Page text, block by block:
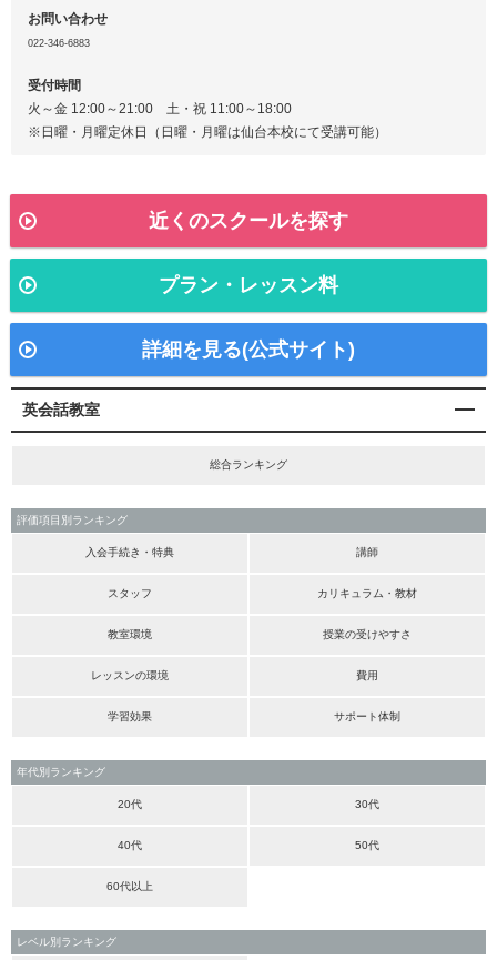
お問い合わせ
022-346-6883
受付時間
火～金 12:00～21:00 土・祝 11:00～18:00
※日曜・月曜定休日（日曜・月曜は仙台本校にて受講可能）
近くのスクールを探す
プラン・レッスン料
詳細を見る(公式サイト)
英会話教室
総合ランキング
評価項目別ランキング
入会手続き・特典 講師
スタッフ カリキュラム・教材
教室環境 授業の受けやすさ
レッスンの環境 費用
学習効果 サポート体制
年代別ランキング
20代 30代
40代 50代
60代以上
レベル別ランキング